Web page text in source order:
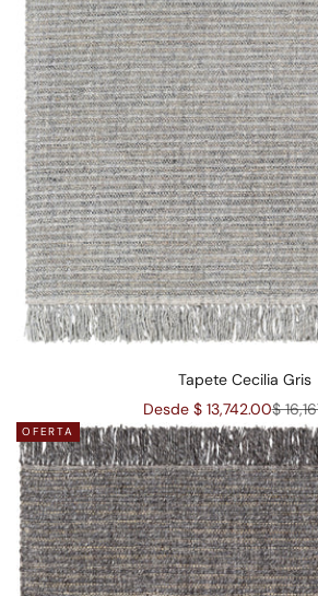
Tapete Cecilia Gris
Precio de oferta
Desde $ 13,742.00Precio
$
OFERTA